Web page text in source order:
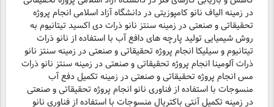
در زمینه الیاف نانو کامپوزیتی در دانشگاه آزاد اسلامی انجام پروژه
تحقیقاتی و صنعتی در زمینه سنتز نانو ذرات دی اکسید تیتانیوم به
روش شیمیایی تولید پارچه های دافع آب با استفاده از نانو ذرات
تیتانیوم و سیلیکا انجام پروژه تحقیقاتی و صنعتی در زمینه سنتز نانو
ذرات آلومینا انجام پروژه تحقیقاتی و صنعتی در زمینه سنتز نانو ذرات
مس انجام پروژه تحقیقاتی و صنعتی در زمینه تکمیل دفع آب
منسوجات با استفاده از فناوری نانو انجام پروژه تحقیقاتی و صنعتی
در زمینه تکمیل آنتی باکتریال منسوجات با استفاده از فناوری نانو